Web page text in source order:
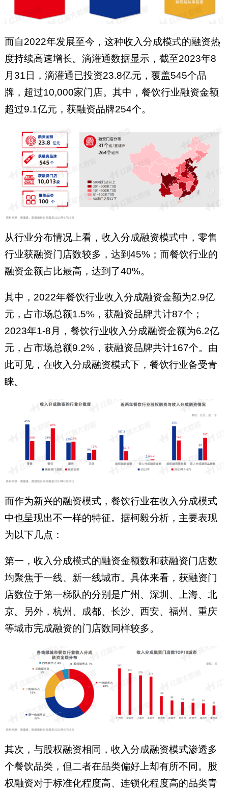
而自2022年发展至今，这种收入分成模式的融资热
度持续高速增长。滴灌通数据显示，截至2023年8
月31日，滴灌通已投资23.8亿元，覆盖545个品
牌，超过10,000家门店。其中，餐饮行业融资金额
超过9.1亿元，获融资品牌254个。
从行业分布情况上看，收入分成融资模式中，零售
行业获融资门店数较多，达到45%；而餐饮行业的
融资金额占比最高，达到了40%。
其中，2022年餐饮行业收入分成融资金额为2.9亿
元，占市场总额1.5%，获融资品牌共计87个；
2023年1-8月，餐饮行业收入分成融资金额为6.2亿
元，占市场总额9.2%，获融资品牌共计167个。由
此可见，在收入分成融资模式下，餐饮行业备受青
睐。
而作为新兴的融资模式，餐饮行业在收入分成模式
中也呈现出不一样的特征。据柯毅分析，主要表现
为以下几点：
第一，收入分成模式的融资金额数和获融资门店数
均聚焦于一线、新一线城市。具体来看，获融资门
店数位于第一梯队的分别是广州、深圳、上海、北
京。另外，杭州、成都、长沙、西安、福州、重庆
等城市完成融资的门店数同样较多。
其次，与股权融资相同，收入分成融资模式渗透多
个餐饮品类，但二者在品类偏好上却有所不同。股
权融资对于标准化程度高、连锁化程度高的品类青